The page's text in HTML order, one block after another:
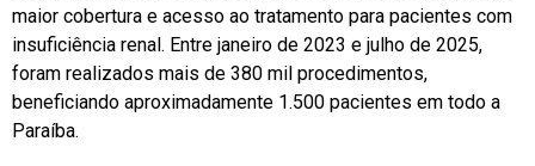
maior cobertura e acesso ao tratamento para pacientes com
insuficiência renal. Entre janeiro de 2023 e julho de 2025,
foram realizados mais de 380 mil procedimentos,
beneficiando aproximadamente 1.500 pacientes em todo a
Paraíba.